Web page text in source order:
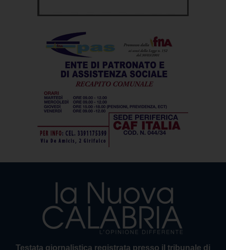
Testata giornalistica registrata presso il tribunale di